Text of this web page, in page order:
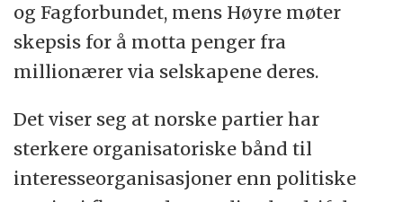
og Fagforbundet, mens Høyre møter
skepsis for å motta penger fra
millionærer via selskapene deres.
Det viser seg at norske partier har
sterkere organisatoriske bånd til
interesseorganisasjoner enn politiske